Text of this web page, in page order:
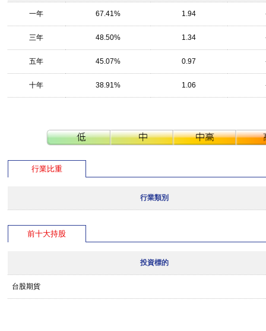
一年 67.41% 1.94
三年 48.50% 1.34
五年 45.07% 0.97
十年 38.91% 1.06
行業比重
行業類別
前十大持股
投資標的
台股期貨